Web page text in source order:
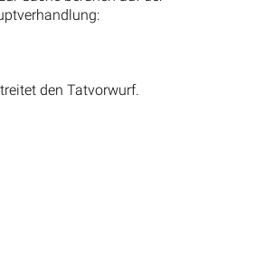
den Tatvorwurf.